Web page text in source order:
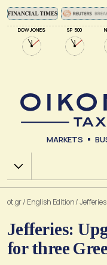
DOW JONES SP 500
MARKETS
Χ.Α.
ot.gr/ English Edition/
Jefferies:
for three